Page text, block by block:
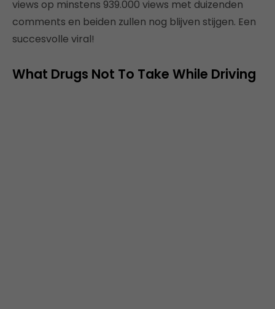
views op minstens 939.000 views met duizenden
comments en beiden zullen nog blijven stijgen. Een
succesvolle viral!
What Drugs Not To Take While Driving